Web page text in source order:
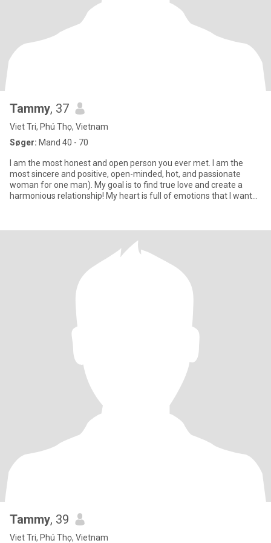
Tammy, 37
Viet Tri, Phú Thọ, Vietnam
Søger: Mand 40 - 70
I am the most honest and open person you ever met. I am the
most sincere and positive, open-minded, hot, and passionate
woman for one man). My goal is to find true love and create a
harmonious relationship! My heart is full of emotions that I want
Tammy, 39
Viet Tri, Phú Thọ, Vietnam